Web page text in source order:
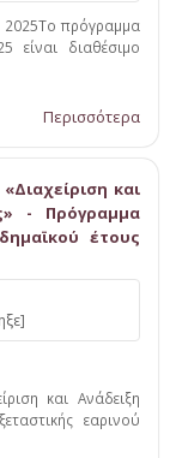
2025Το πρόγραμμα
είναι διαθέσιμο
Περισσότερα
και
- Πρόγραμμα
έτους
και Ανάδειξη
εαρινού